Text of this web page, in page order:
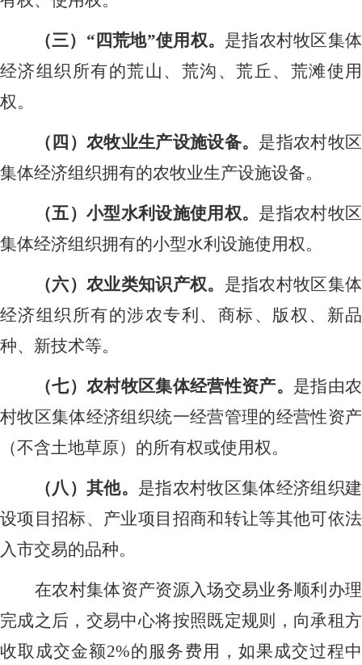
（三） “四荒地”使用权。 是指农村牧区集体
经济组织所有的荒山、荒沟、荒丘、荒滩使用
权。
（四）农牧业生产设施设备。 是指农村牧区
集体经济组织拥有的农牧业生产设施设备。
（五）小型水利设施使用权。 是指农村牧区
集体经济组织拥有的小型水利设施使用权。
（六）农业类知识产权。 是指农村牧区集体
经济组织所有的涉农专利、商标、版权、新品
种、新技术等。
（七）农村牧区集体经营性资产。 是指由农
村牧区集体经济组织统一经营管理的经营性资产
（不含土地草原）的所有权或使用权。
（八）其他。 是指农村牧区集体经济组织建
设项目招标、产业项目招商和转让等其他可依法
入市交易的品种。
在农村集体资产资源入场交易业务顺利办理
完成之后，交易中心将按照既定规则，向承租方
收取成交金额2%的服务费用，如果成交过程中